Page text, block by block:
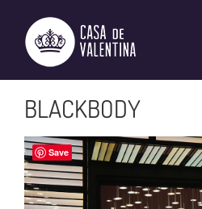
conteúdo
BLACKBODY
Save